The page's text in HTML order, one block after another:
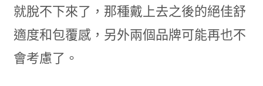
就脫不下來了，那種戴上去之後的絕佳舒
適度和包覆感，另外兩個品牌可能再也不
會考慮了。